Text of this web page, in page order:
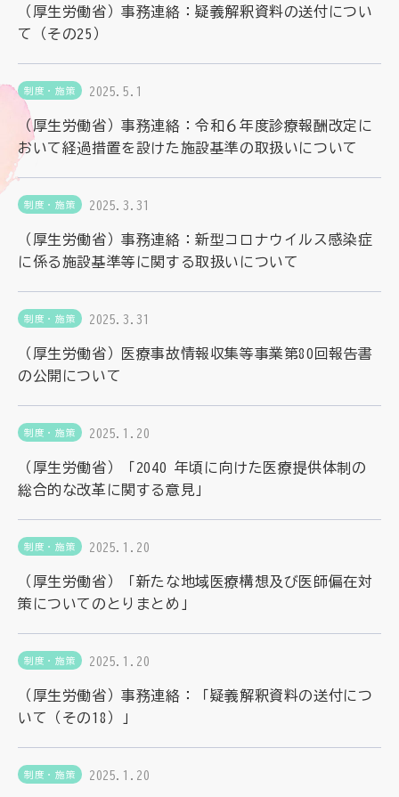
アンケート
制度・施策
（厚生労働省）事務連絡：疑義解釈資料の送付につい
て（その25）
制度・施策 2025.5.1
（厚生労働省）事務連絡：令和６年度診療報酬改定に
おいて経過措置を設けた施設基準の取扱いについて
制度・施策 2025.3.31
（厚生労働省）事務連絡：新型コロナウイルス感染症
に係る施設基準等に関する取扱いについて
制度・施策 2025.3.31
（厚生労働省）医療事故情報収集等事業第80回報告書
の公開について
制度・施策 2025.1.20
（厚生労働省）「2040 年頃に向けた医療提供体制の
総合的な改革に関する意見」
制度・施策 2025.1.20
（厚生労働省）「新たな地域医療構想及び医師偏在対
策についてのとりまとめ」
制度・施策 2025.1.20
（厚生労働省）事務連絡：「疑義解釈資料の送付につ
いて（その18）」
制度・施策 2025.1.20